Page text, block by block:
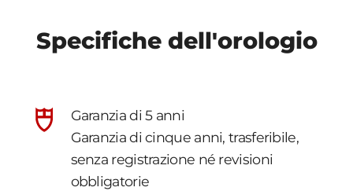
Specifiche dell'orologio
Garanzia di 5 anni
Garanzia di cinque anni, trasferibile,
senza registrazione né revisioni
obbligatorie